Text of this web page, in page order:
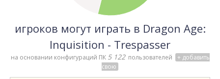
игроков могут играть в Dragon Age:
Inquisition - Trespasser
на основании конфигураций ПК 5 122 пользователей
+ добавить
свою